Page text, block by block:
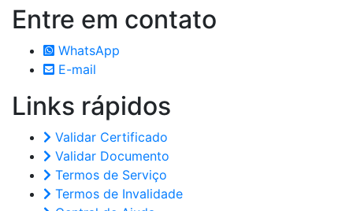
Entre em contato
WhatsApp
E-mail
Links rápidos
Validar Certificado
Validar Documento
Termos de Serviço
Termos de Invalidade